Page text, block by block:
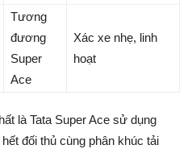
Tương
đương
Super
Ace
Xác xe nhẹ, linh
hoạt
là Tata Super Ace sử dụng
đối thủ cùng phân khúc tải